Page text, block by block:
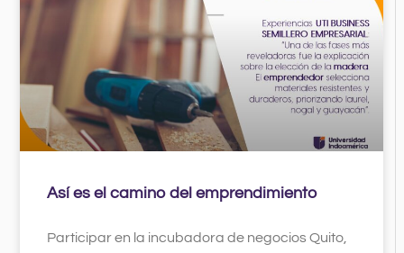
Así es el camino del emprendimiento
Participar en la incubadora de negocios Quito,